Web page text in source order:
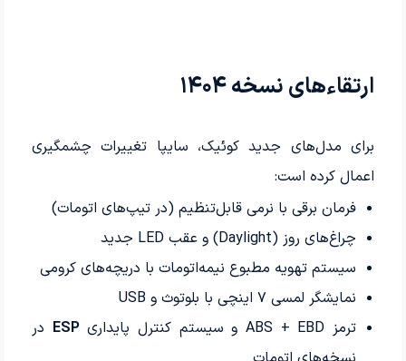
ارتقاءهای نسخه ۱۴۰۴
برای مدل‌های جدید کوئیک، سایپا تغییرات چشمگیری
اعمال کرده است:
فرمان برقی با نرمی قابل‌تنظیم (در تیپ‌های اتومات)
چراغ‌های روز (Daylight) و عقب LED جدید
سیستم تهویه مطبوع نیمه‌اتومات با دریچه‌های کرومی
نمایشگر لمسی ۷ اینچی با بلوتوث و USB
ترمز ABS + EBD و سیستم کنترل پایداری
ESP در